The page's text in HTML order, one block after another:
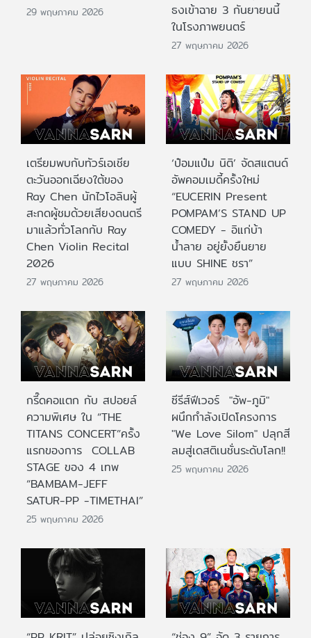
29 พฤษภาคม 2026
ธงเข้าฉาย 3 กันยายนนี้
ในโรงภาพยนตร์
27 พฤษภาคม 2026
เตรียมพบกับทัวร์เอเชีย
ตะวันออกเฉียงใต้ของ
Ray Chen นักไวโอลินผู้
สะกดผู้ชมด้วยเสียงดนตรี
มาแล้วทั่วโลกกับ Ray
Chen Violin Recital
2026
27 พฤษภาคม 2026
‘ป๋อมแป๋ม นิติ’ จัดสแตนด์
อัพคอมเมดี้ครั้งใหม่
“EUCERIN Present
POMPAM’S STAND UP
COMEDY - อิแก่บ้า
น้ำลาย อยู่ยั้งยืนยาย
แบบ SHINE ชรา”
27 พฤษภาคม 2026
กรี๊ดคอแตก กับ สปอยล์
ความพิเศษ ใน “THE
TITANS CONCERT”ครั้ง
แรกของการ COLLAB
STAGE ของ 4 เทพ
“BAMBAM-JEFF
SATUR-PP -TIMETHAI”
25 พฤษภาคม 2026
ซีรีส์ฟีเวอร์ "อัพ-ภูมิ"
ผนึกกำลังเปิดโครงการ
"We Love Silom" ปลุกสี
ลมสู่เดสติเนชั่นระดับโลก!!
25 พฤษภาคม 2026